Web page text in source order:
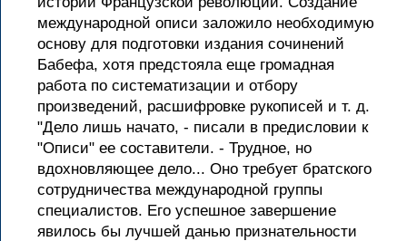
международной описи заложило необходимую
основу для подготовки издания сочинений
Бабефа, хотя предстояла еще громадная
работа по систематизации и отбору
произведений, расшифровке рукописей и т. д.
"Дело лишь начато, - писали в предисловии к
"Описи" ее составители. - Трудное, но
вдохновляющее дело... Оно требует братского
сотрудничества международной группы
специалистов. Его успешное завершение
явилось бы лучшей данью признательности